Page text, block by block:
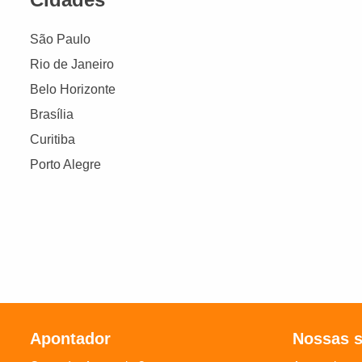
São Paulo
Rio de Janeiro
Belo Horizonte
Brasília
Curitiba
Porto Alegre
Apontador Nossas